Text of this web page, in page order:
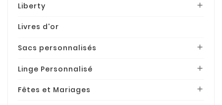
Liberty 
Livres d'or
Sacs personnalisés 
Linge Personnalisé 
Fêtes et Mariages 